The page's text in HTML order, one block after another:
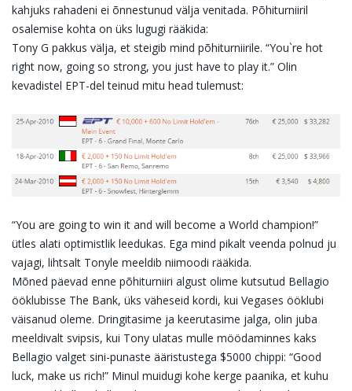
kahjuks rahadeni ei õnnestunud välja venitada. Põhiturniiril
osalemise kohta on üks lugugi rääkida:
Tony G pakkus välja, et steigib mind põhiturniirile. “You`re hot
right now, going so strong, you just have to play it.” Olin
kevadistel EPT-del teinud mitu head tulemust:
“You are going to win it and will become a World champion!”
ütles alati optimistlik leedukas. Ega mind pikalt veenda polnud ju
vajagi, lihtsalt Tonyle meeldib niimoodi rääkida.
Mõned päevad enne põhiturniiri algust olime kutsutud Bellagio
ööklubisse The Bank, üks väheseid kordi, kui Vegases ööklubi
väisanud oleme. Dringitasime ja keerutasime jalga, olin juba
meeldivalt svipsis, kui Tony ulatas mulle möödaminnes kaks
Bellagio valget sini-punaste ääristustega $5000 chippi: “Good
luck, make us rich!” Minul muidugi kohe kerge paanika, et kuhu